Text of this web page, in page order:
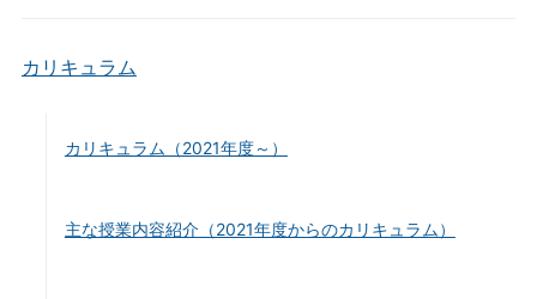
カリキュラム
カリキュラム（2021年度～）
主な授業内容紹介（2021年度からのカリキュラム）